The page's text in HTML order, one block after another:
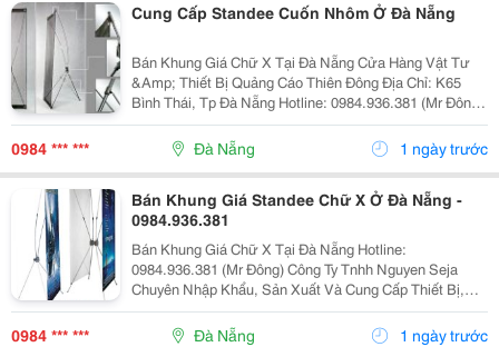
Cung Cấp Standee Cuốn Nhôm Ở Đà Nẵng
Bán Khung Giá Chữ X Tại Đà Nẵng Cửa Hàng Vật Tư
&Amp; Thiết Bị Quảng Cáo Thiên Đông Địa Chỉ: K65
Bình Thái, Tp Đà Nẵng Hotline: 0984.936.381 (Mr Đông)
Website: Http://Gianhangvn.com/Standeedn Email:
0984 *** *** Đà Nẵng 1 ngày trước
Bán Khung Giá Standee Chữ X Ở Đà Nẵng -
0984.936.381
Bán Khung Giá Chữ X Tại Đà Nẵng Hotline:
0984.936.381 (Mr Đông) Công Ty Tnhh Nguyen Seja
Chuyên Nhập Khẩu, Sản Xuất Và Cung Cấp Thiết Bị,
Vật Tư, Phụ Kiện, Vật Phẩm, Quà Tặng Quảng Cáo
Như: - Standy (Kệ X - Stands - X Banner - Standee.
0984 *** *** Đà Nẵng 1 ngày trước